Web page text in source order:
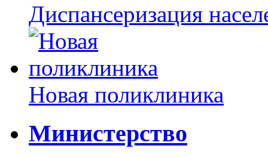
Диспансеризация
Новая поликлиника
Министерство